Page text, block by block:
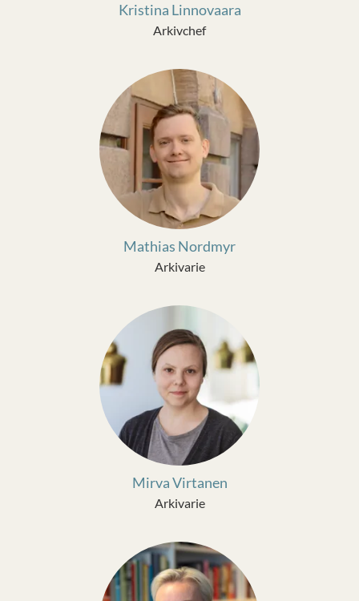
Kristina Linnovaara
Arkivchef
Mathias Nordmyr
Arkivarie
Mirva Virtanen
Arkivarie